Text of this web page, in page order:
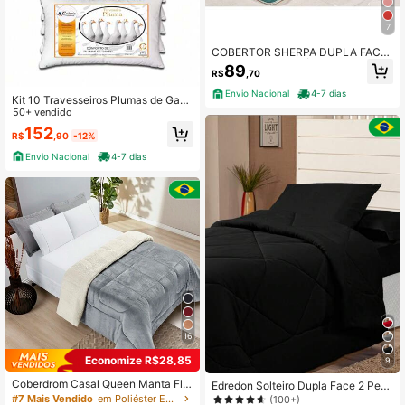
Kit 10 Travesseiros Plumas de Gans
o Macio Toque Suave Não Amassa
Confortável
50+ vendido
R$152 ,90 -12%
Envio Nacional
4-7 dias
16
Economize R$28,85
Coberdrom Casal Queen Manta Fla
nnel Edredom Pele de Carneiro Cob
#7 Mais Vendido em Poliéster Edredons e conjuntos de cama
7
COBERTOR SHERPA DUPLA FACE
QUENTE SOLTEIRÃO ESPECIAL TA
MANHO GRANDE
R$89 ,70
Envio Nacional
4-7 dias
9
Edredon Solteiro Dupla Face 2 Peç
as Margarida Quentinho e Fofinho
(100+)